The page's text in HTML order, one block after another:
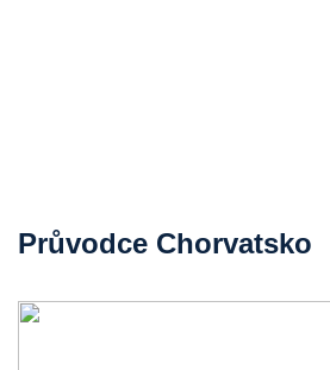
Průvodce Chorvatsko